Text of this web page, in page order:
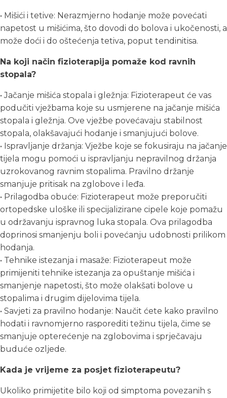
• Mišići i tetive: Nerazmjerno hodanje može povećati
napetost u mišićima, što dovodi do bolova i ukočenosti, a
može doći i do oštećenja tetiva, poput tendinitisa.
Na koji način fizioterapija pomaže kod ravnih
stopala?
• Jačanje mišića stopala i gležnja: Fizioterapeut će vas
podučiti vježbama koje su usmjerene na jačanje mišića
stopala i gležnja. Ove vježbe povećavaju stabilnost
stopala, olakšavajući hodanje i smanjujući bolove.
• Ispravljanje držanja: Vježbe koje se fokusiraju na jačanje
tijela mogu pomoći u ispravljanju nepravilnog držanja
uzrokovanog ravnim stopalima. Pravilno držanje
smanjuje pritisak na zglobove i leđa.
• Prilagodba obuće: Fizioterapeut može preporučiti
ortopedske uloške ili specijalizirane cipele koje pomažu
u održavanju ispravnog luka stopala. Ova prilagodba
doprinosi smanjenju boli i povećanju udobnosti prilikom
hodanja.
• Tehnike istezanja i masaže: Fizioterapeut može
primijeniti tehnike istezanja za opuštanje mišića i
smanjenje napetosti, što može olakšati bolove u
stopalima i drugim dijelovima tijela.
• Savjeti za pravilno hodanje: Naučit ćete kako pravilno
hodati i ravnomjerno rasporediti težinu tijela, čime se
smanjuje opterećenje na zglobovima i sprječavaju
buduće ozljede.
Kada je vrijeme za posjet fizioterapeutu?
Ukoliko primijetite bilo koji od simptoma povezanih s